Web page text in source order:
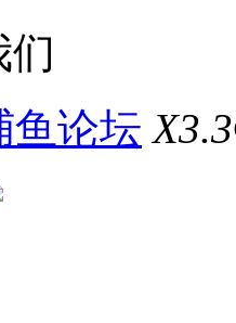
们
鱼论坛 X3.3